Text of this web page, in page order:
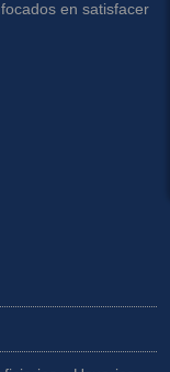
en satisfacer